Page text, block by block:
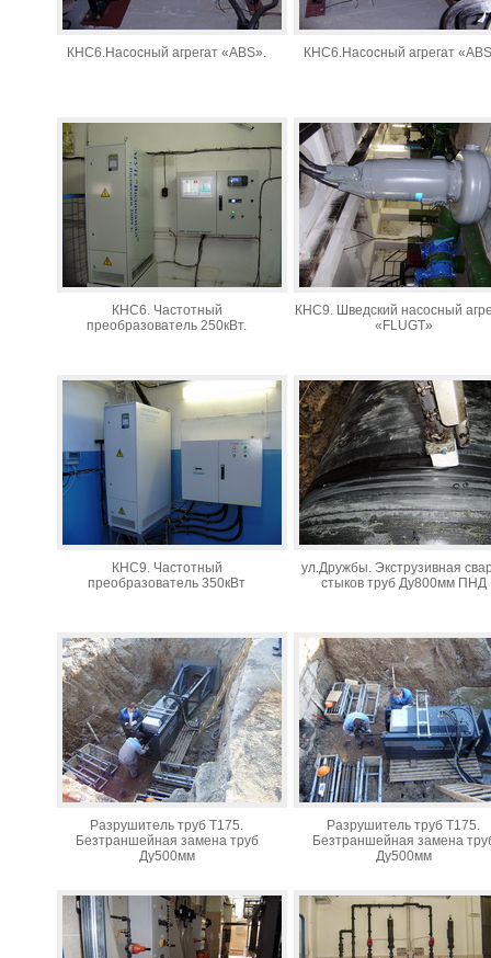
Вакансии
Анализ
Подать
КНС6.Насосный агрегат «ABS». КНС6.Насосный агрегат
КНС6. Частотный
преобразователь 250кВт.
КНС9. Шведский насосный
«FLUGT»
КНС9. Частотный
преобразователь 350кВт
ул.Дружбы. Экструзивная
стыков труб Ду800мм ПНД
Разрушитель труб Т175.
Безтраншейная замена труб
Ду500мм
Разрушитель труб Т175.
Безтраншейная замена
Ду500мм